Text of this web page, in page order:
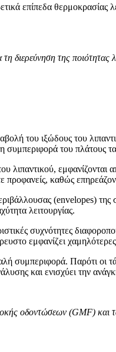
επίπεδα
διερεύνηση της
του ιξώδους του
συμπεριφορά του πλάτους
λιπαντικού,
προφανείς, καθώς
(envelopes)
λειτουργίας.
συχνότητες
εμφανίζει χαμηλότερες
συμπεριφορά. Παρότι
και ενισχύει την
οδοντώσεων (GMF) και